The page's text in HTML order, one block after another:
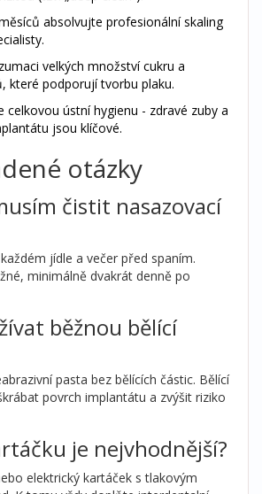
absolvujte profesionální skaling
velkých množství cukru a
které podporují tvorbu plaku.
celkovou ústní hygienu - zdravé zuby a
jsou klíčové.
otázky
čistit nasazovací
jídle a večer před spaním.
minimálně dvakrát denně po
běžnou bělící
pasta bez bělících částic. Bělící
povrch implantátu a zvýšit riziko
je nejvhodnější?
elektrický kartáček s tlakovým